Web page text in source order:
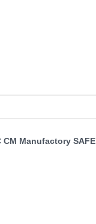
Manufactory SAFE